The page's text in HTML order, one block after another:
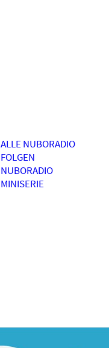
ALLE NUBORADIO
FOLGEN
NUBORADIO
MINISERIE